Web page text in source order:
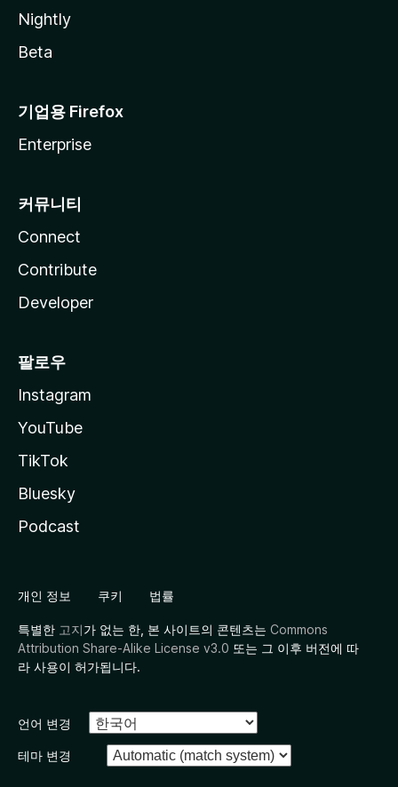
Nightly
Beta
기업용 Firefox
Enterprise
커뮤니티
Connect
Contribute
Developer
팔로우
Instagram
YouTube
TikTok
Bluesky
Podcast
개인 정보 쿠키 법률
특별한 고지가 없는 한, 본 사이트의 콘텐츠는 Commons
Attribution Share-Alike License v3.0 또는 그 이후 버전에 따
라 사용이 허가됩니다.
언어 변경
테마 변경